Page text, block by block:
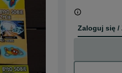
Zaloguj się /